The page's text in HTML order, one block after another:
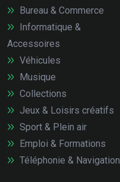
Bureau & Commerce
Informatique &
Accessoires
Véhicules
Musique
Collections
Jeux & Loisirs créatifs
Sport & Plein air
Emploi & Formations
Téléphonie & Navigation